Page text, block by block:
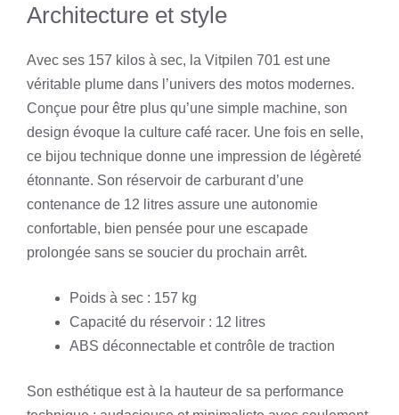
Architecture et style
Avec ses 157 kilos à sec, la Vitpilen 701 est une
véritable plume dans l’univers des motos modernes.
Conçue pour être plus qu’une simple machine, son
design évoque la culture café racer. Une fois en selle,
ce bijou technique donne une impression de légèreté
étonnante. Son réservoir de carburant d’une
contenance de 12 litres assure une autonomie
confortable, bien pensée pour une escapade
prolongée sans se soucier du prochain arrêt.
Poids à sec : 157 kg
Capacité du réservoir : 12 litres
ABS déconnectable et contrôle de traction
Son esthétique est à la hauteur de sa performance